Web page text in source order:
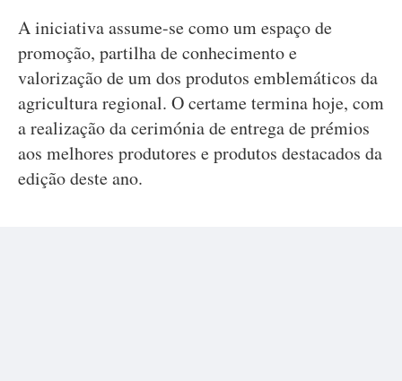
A iniciativa assume-se como um espaço de
promoção, partilha de conhecimento e
valorização de um dos produtos emblemáticos da
agricultura regional. O certame termina hoje, com
a realização da cerimónia de entrega de prémios
aos melhores produtores e produtos destacados da
edição deste ano.